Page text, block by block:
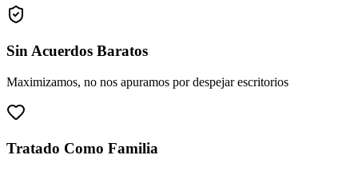
Sin Acuerdos Baratos
Maximizamos, no nos apuramos por despejar escritorios
Tratado Como Familia